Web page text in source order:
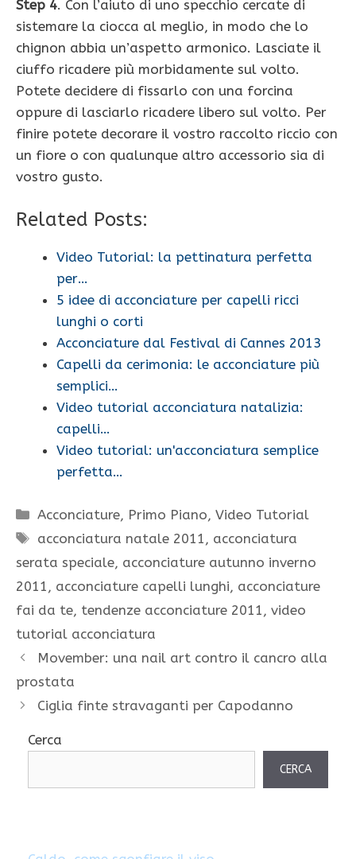
Step 4. Con l’aiuto di uno specchio cercate di
sistemare la ciocca al meglio, in modo che lo
chignon abbia un’aspetto armonico. Lasciate il
ciuffo ricadere più morbidamente sul volto.
Potete decidere di fissarlo con una forcina
oppure di lasciarlo ricadere libero sul volto. Per
finire potete decorare il vostro raccolto riccio con
un fiore o con qualunque altro accessorio sia di
vostro gusto.
Related Posts:
Video Tutorial: la pettinatura perfetta
per…
5 idee di acconciature per capelli ricci
lunghi o corti
Acconciature dal Festival di Cannes 2013
Capelli da cerimonia: le acconciature più
semplici…
Video tutorial acconciatura natalizia:
capelli…
Video tutorial: un'acconciatura semplice
perfetta…
Categorie
Acconciature, Primo Piano,Video Tutorial
Tag
acconciatura natale 2011 , acconciatura
serata speciale, acconciature autunno inverno
2011 , acconciature capelli lunghi, acconciature
fai da te, tendenze acconciature 2011 , video
tutorial acconciatura
Movember: una nail art contro il cancro alla
prostata
Ciglia finte stravaganti per Capodanno
Cerca
CERCA